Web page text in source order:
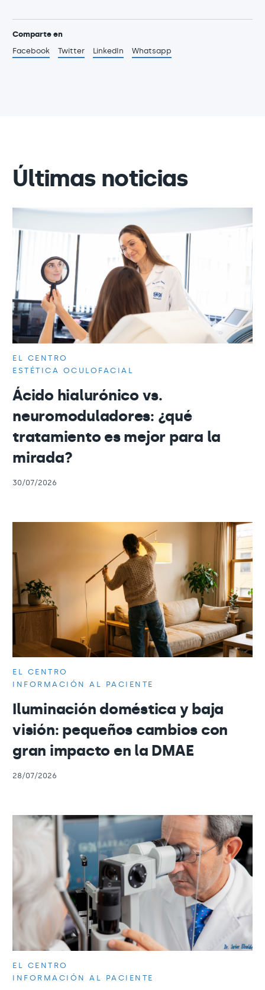
Comparte en
Facebook
Twitter LinkedIn Whatsapp
Últimas noticias
EL CENTRO
ESTÉTICA OCULOFACIAL
Ácido hialurónico vs.
neuromoduladores: ¿qué
tratamiento es mejor para la
mirada?
30/07/2026
EL CENTRO
INFORMACIÓN AL PACIENTE
Iluminación doméstica y baja
visión: pequeños cambios con
gran impacto en la DMAE
28/07/2026
EL CENTRO
INFORMACIÓN AL PACIENTE